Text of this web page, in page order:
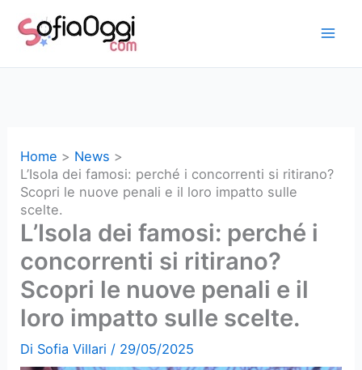
Home
News
L’Isola dei famosi: perché i concorrenti si ritirano?
Scopri le nuove penali e il loro impatto sulle
scelte.
L’Isola dei famosi: perché i
concorrenti si ritirano?
Scopri le nuove penali e il
loro impatto sulle scelte.
Di Sofia Villari / 29/05/2025